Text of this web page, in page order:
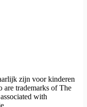
zijn voor kinderen
trademarks of The
with